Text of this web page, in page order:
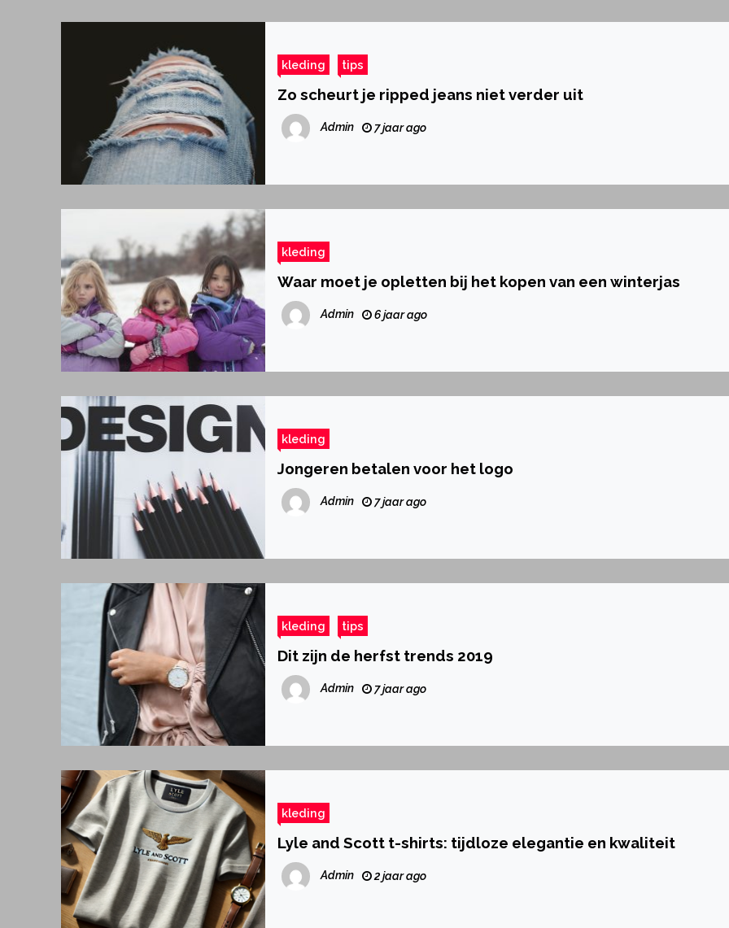
kleding tips
Zo scheurt je ripped jeans niet verder uit
Admin 7 jaar ago
kleding
Waar moet je opletten bij het kopen van een winterjas
Admin 6 jaar ago
kleding
Jongeren betalen voor het logo
Admin 7 jaar ago
kleding tips
Dit zijn de herfst trends 2019
Admin 7 jaar ago
kleding
Lyle and Scott t-shirts: tijdloze elegantie en kwaliteit
Admin 2 jaar ago